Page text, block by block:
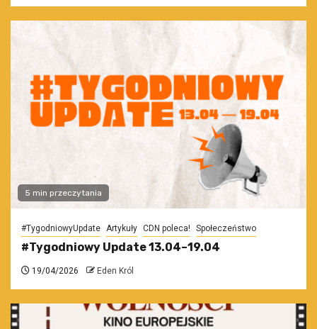
5 min przeczytania
#TygodniowyUpdate Artykuły CDN poleca! Społeczeństwo
#Tygodniowy Update 13.04–19.04
19/04/2026 Eden Król